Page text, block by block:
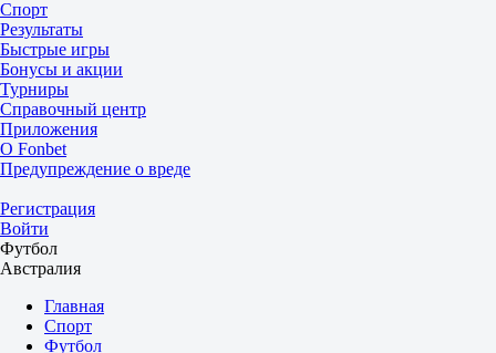
Спорт
Результаты
Быстрые игры
Бонусы и акции
Турниры
Справочный центр
Приложения
О Fonbet
Предупреждение о вреде
Регистрация
Войти
Футбол
Австралия
Главная
Спорт
Футбол